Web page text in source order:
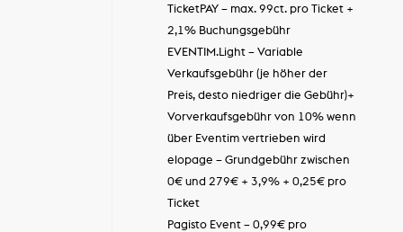
TicketPAY – max. 99ct. pro Ticket +
2,1% Buchungsgebühr
EVENTIM.Light – Variable
Verkaufsgebühr (je höher der
Preis, desto niedriger die Gebühr)+
Vorverkaufsgebühr von 10% wenn
über Eventim vertrieben wird
elopage – Grundgebühr zwischen
0€ und 279€ + 3,9% + 0,25€ pro
Ticket
Pagisto Event – 0,99€ pro